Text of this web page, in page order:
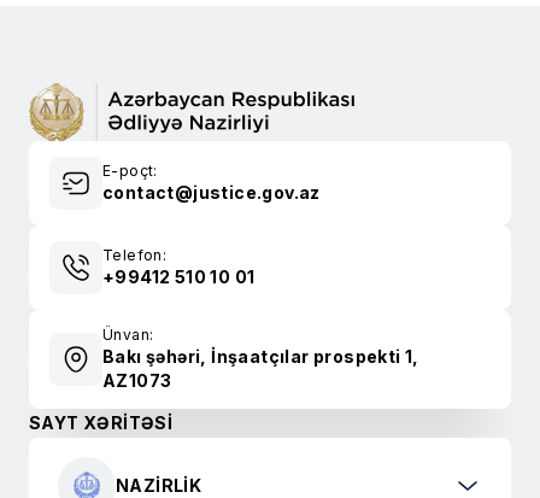
E-poçt:
contact@justice.gov.az
Telefon:
+99412 510 10 01
Ünvan:
Bakı şəhəri, İnşaatçılar prospekti 1,
AZ1073
SAYT XƏRİTƏSİ
NAZIRLIK